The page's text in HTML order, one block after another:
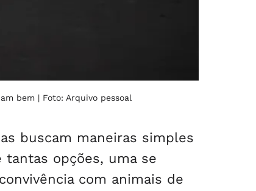
bem | Foto: Arquivo pessoal
buscam maneiras simples
opções, uma se
com animais de